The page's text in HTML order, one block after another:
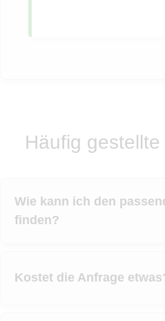
Häufig
Wie kann ich den
finden?
Kostet die Anfrage